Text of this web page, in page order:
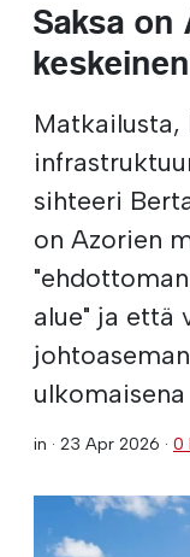
Saksa on
Matkailusta,
sihteeri
on Azorien
alue" ja että
in · 23 Apr 2026 · 0